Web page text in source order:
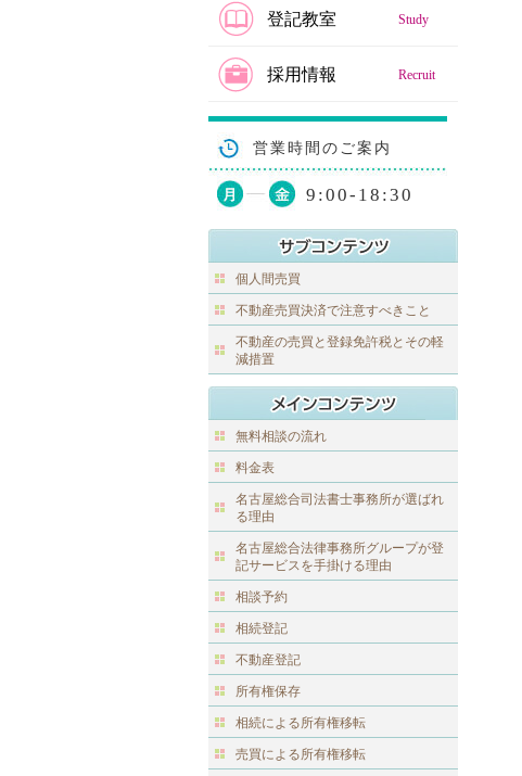
登記教室 Study
採用情報 Recruit
営業時間のご案内
9:00-18:30
個人間売買
不動産売買決済で注意すべきこと
不動産の売買と登録免許税とその軽
減措置
無料相談の流れ
料金表
名古屋総合司法書士事務所が選ばれ
る理由
名古屋総合法律事務所グループが登
記サービスを手掛ける理由
相談予約
相続登記
不動産登記
所有権保存
相続による所有権移転
売買による所有権移転